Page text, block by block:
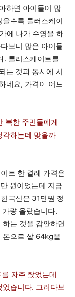
하면 아이들이 많
수록 롤러스케이
에 나가 수영을 하
보니 많은 아이들
. 롤러스케이트를
는 것과 동시에 시
네요, 가격이 어느
북한 주민들에게
각하는데 맞을까
트 한 켤레 가격은
원이었는데 지금
국산은 31만원 정
량 올랐습니다.
는 것을 감안하면
돈으로 쌀 64kg을
자주 탔었는데
습니다. 그러다보